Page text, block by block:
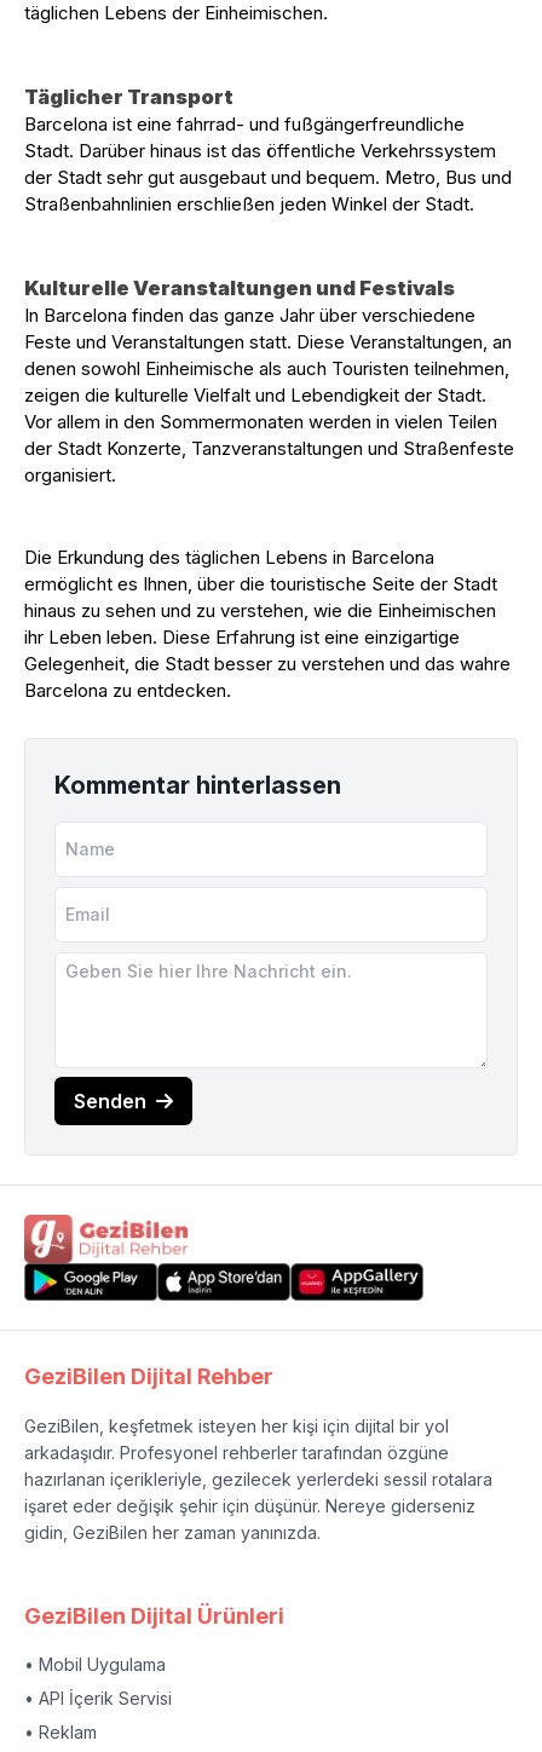
täglichen Lebens der Einheimischen.
Täglicher Transport
Barcelona ist eine fahrrad- und fußgängerfreundliche
Stadt. Darüber hinaus ist das öffentliche Verkehrssystem
der Stadt sehr gut ausgebaut und bequem. Metro, Bus und
Straßenbahnlinien erschließen jeden Winkel der Stadt.
Kulturelle Veranstaltungen und Festivals
In Barcelona finden das ganze Jahr über verschiedene
Feste und Veranstaltungen statt. Diese Veranstaltungen, an
denen sowohl Einheimische als auch Touristen teilnehmen,
zeigen die kulturelle Vielfalt und Lebendigkeit der Stadt.
Vor allem in den Sommermonaten werden in vielen Teilen
der Stadt Konzerte, Tanzveranstaltungen und Straßenfeste
organisiert.
Die Erkundung des täglichen Lebens in Barcelona
ermöglicht es Ihnen, über die touristische Seite der Stadt
hinaus zu sehen und zu verstehen, wie die Einheimischen
ihr Leben leben. Diese Erfahrung ist eine einzigartige
Gelegenheit, die Stadt besser zu verstehen und das wahre
Barcelona zu entdecken.
Kommentar hinterlassen
Senden
GeziBilen Dijital Rehber
GeziBilen, keşfetmek isteyen her kişi için dijital bir yol
arkadaşıdır. Profesyonel rehberler tarafından özgüne
hazırlanan içerikleriyle, gezilecek yerlerdeki sessil rotalara
işaret eder değişik şehir için düşünür. Nereye giderseniz
gidin, GeziBilen her zaman yanınızda.
GeziBilen Dijital Ürünleri
• Mobil Uygulama
• API İçerik Servisi
• Reklam